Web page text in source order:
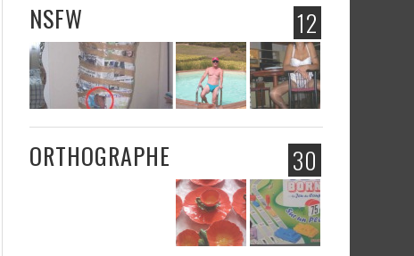
12
NSFW
30
ORTHOGRAPHE